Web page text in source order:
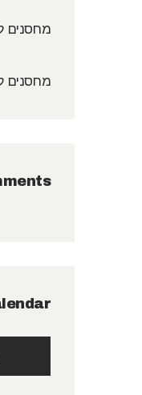
מחסנים
מחסנים